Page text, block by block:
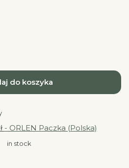
do koszyka
- ORLEN Paczka (Polska)
in stock